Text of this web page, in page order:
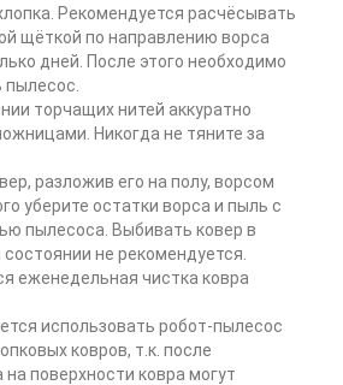
Рекомендуется расчёсывать
щёткой по направлению ворса
дней. После этого необходимо
пылесос.
торчащих нитей аккуратно
Никогда не тяните за
разложив его на полу, ворсом
уберите остатки ворса и пыль с
пылесоса. Выбивать ковер в
не рекомендуется.
еженедельная чистка ковра
использовать робот-пылесос
ковров, т.к. после
поверхности ковра могут